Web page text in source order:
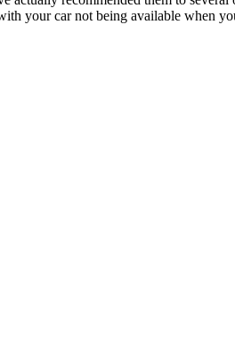
your car not being available when